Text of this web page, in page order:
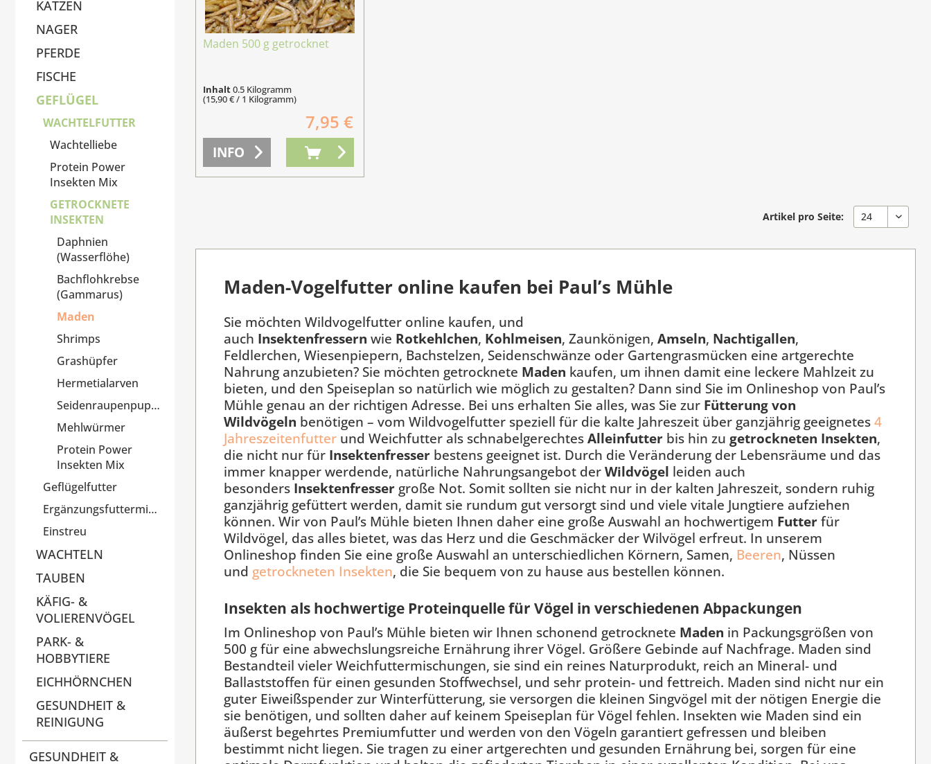
KATZEN
NAGER
PFERDE
FISCHE
GEFLÜGEL
WACHTELFUTTER
Wachtelliebe
Protein Power
Insekten Mix
GETROCKNETE
INSEKTEN
Daphnien
(Wasserflöhe)
Bachflohkrebse
(Gammarus)
Maden
Shrimps
Grashüpfer
Hermetialarven
Seidenraupenpuppen
Mehlwürmer
Protein Power
Insekten Mix
Geflügelfutter
Ergänzungsfuttermittel
Einstreu
WACHTELN
TAUBEN
KÄFIG- &
VOLIERENVÖGEL
PARK- &
HOBBYTIERE
EICHHÖRNCHEN
GESUNDHEIT &
REINIGUNG
GESUNDHEIT &
Maden 500 g getrocknet
Inhalt0.5 Kilogramm
(15,90 € / 1 Kilogramm)
7,95 €
INFO
Artikel pro Seite:
Maden-Vogelfutter online kaufen bei Paul’s Mühle
Sie möchten Wildvogelfutter online kaufen, und
auch Insektenfressern wie Rotkehlchen, Kohlmeisen, Zaunkönigen, Amseln, Nachtigallen,
Feldlerchen, Wiesenpiepern, Bachstelzen, Seidenschwänze oder Gartengrasmücken eine artgerechte
Nahrung anzubieten? Sie möchten getrocknete Maden kaufen, um ihnen damit eine leckere Mahlzeit zu
bieten, und den Speiseplan so natürlich wie möglich zu gestalten? Dann sind Sie im Onlineshop von Paul’s
Mühle genau an der richtigen Adresse. Bei uns erhalten Sie alles, was Sie zur Fütterung von
Wildvögeln benötigen – vom Wildvogelfutter speziell für die kalte Jahreszeit über ganzjährig geeignetes4
Jahreszeitenfutter und Weichfutter als schnabelgerechtesAlleinfutter bis hin zu getrockneten Insekten,
die nicht nur für Insektenfresser bestens geeignet ist. Durch die Veränderung der Lebensräume und das
immer knapper werdende, natürliche Nahrungsangebot derWildvögel leiden auch
besonders Insektenfresser große Not. Somit sollten sie nicht nur in der kalten Jahreszeit, sondern ruhig
ganzjährig gefüttert werden, damit sie rundum gut versorgt sind und viele vitale Jungtiere aufziehen
können. Wir von Paul’s Mühle bieten Ihnen daher eine große Auswahl an hochwertigem Futterfür
Wildvögel, das alles bietet, was das Herz und die Geschmäcker der Wilvögel erfreut. In unserem
Onlineshop finden Sie eine große Auswahl an unterschiedlichen Körnern, Samen, Beeren, Nüssen
und getrockneten Insekten, die Sie bequem von zu hause aus bestellen können.
Insekten als hochwertige Proteinquelle für Vögel in verschiedenen Abpackungen
Im Onlineshop von Paul’s Mühle bieten wir Ihnen schonend getrocknete Maden in Packungsgrößen von
500 g für eine abwechslungsreiche Ernährung ihrer Vögel. Größere Gebinde auf Nachfrage. Maden sind
Bestandteil vieler Weichfuttermischungen, sie sind ein reines Naturprodukt, reich an Mineral- und
Ballaststoffen für einen gesunden Stoffwechsel, und sehr protein- und fettreich. Maden sind nicht nur ein
guter Eiweißspender zur Winterfütterung, sie versorgen die kleinen Singvögel mit der nötigen Energie die
sie benötigen, und sollten daher auf keinem Speiseplan für Vögel fehlen. Insekten wie Maden sind ein
äußerst begehrtes Premiumfutter und werden von den Vögeln garantiert gefressen und bleiben
bestimmt nicht liegen. Sie tragen zu einer artgerechten und gesunden Ernährung bei, sorgen für eine